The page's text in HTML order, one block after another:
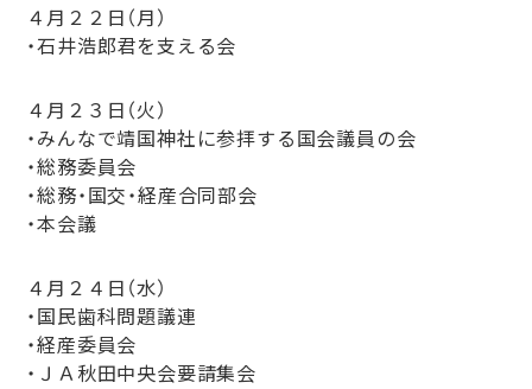
４月２２日（月）
・石井浩郎君を支える会
４月２３日（火）
・みんなで靖国神社に参拝する国会議員の会
・総務委員会
・総務・国交・経産合同部会
・本会議
４月２４日（水）
・国民歯科問題議連
・経産委員会
・ＪＡ秋田中央会要請集会